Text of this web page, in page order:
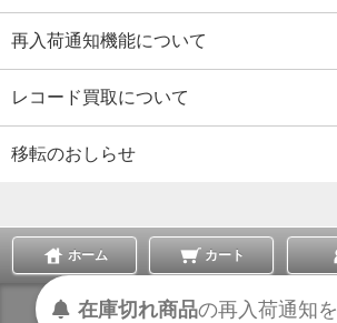
再入荷通知機能について
レコード買取について
移転のおしらせ
ホーム カート
表示切替 :スマートフォン|
在庫切れ商品の再入荷通知を